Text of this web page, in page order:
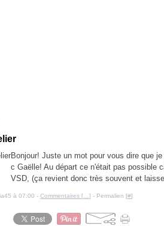
Bonjour! Juste un mot pour vous dire que
c Gaëlle! Au départ ce n'était pas possible
VSD, (ça revient donc très souvent et
à 07:00 - Commentaires [ ] - Permalien [#]